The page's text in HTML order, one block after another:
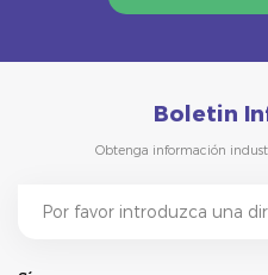
Boletin
Obtenga información